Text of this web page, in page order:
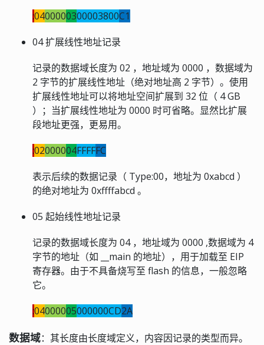
:0400000300003800C1
04 扩展线性地址记录
记录的数据域长度为 02 ，地址域为 0000 ，数据域为
2 字节的扩展线性地址（绝对地址高 2 字节）。使用
扩展线性地址可以将地址空间扩展到 32 位（ 4 GB
）；当扩展线性地址为 0000 时可省略。显然比扩展
段地址更强，更易用。
:02000004FFFFFC
表示后续的数据记录（ Type:00，地址为 0xabcd ）
的绝对地址为 0xffffabcd 。
05 起始线性地址记录
记录的数据域长度为 04 ，地址域为 0000 ,数据域为 4
字节的地址（如 __main 的地址），用于加载至 EIP
寄存器。由于不具备烧写至 flash 的信息，一般忽略
它。
:04000005000000CD2A
数据域：其长度由长度域定义，内容因记录的类型而异。